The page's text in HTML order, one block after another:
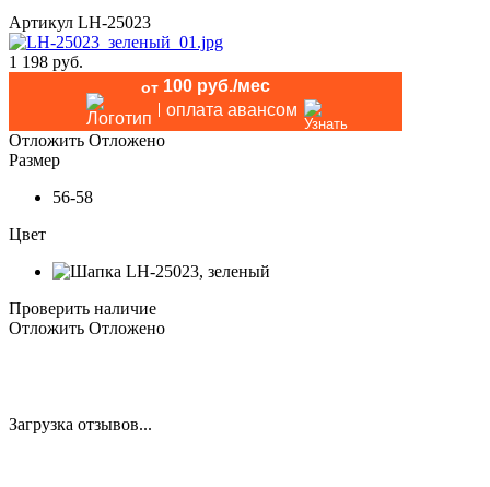
Артикул LH-25023
1 198 руб.
от 100 руб./мес
оплата авансом
Отложить Отложено
Размер
56-58
Цвет
Проверить наличие
Отложить Отложено
Загрузка отзывов...